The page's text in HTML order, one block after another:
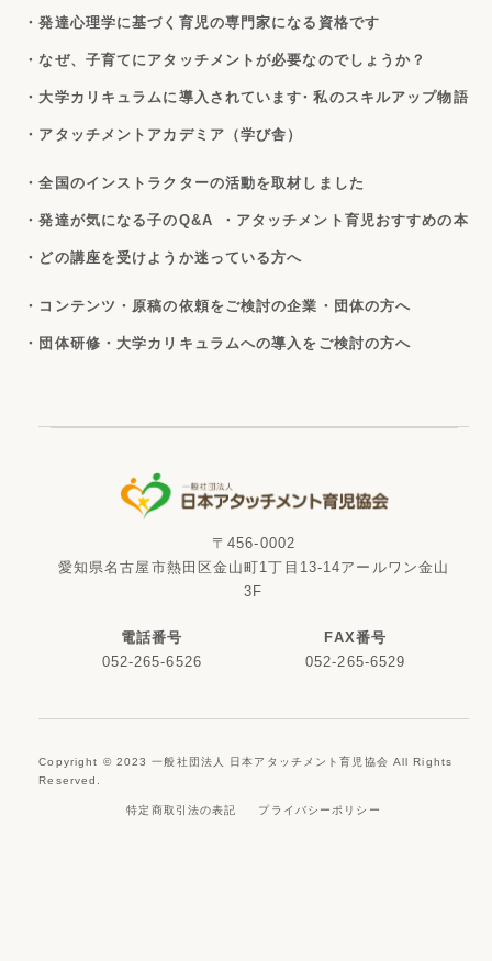
・発達心理学に基づく育児の専門家になる資格です
・なぜ、子育てにアタッチメントが必要なのでしょうか？
・大学カリキュラムに導入されています・私のスキルアップ物語
・アタッチメントアカデミア（学び舎）
・全国のインストラクターの活動を取材しました
・発達が気になる子のQ&A ・アタッチメント育児おすすめの本
・どの講座を受けようか迷っている方へ
・コンテンツ・原稿の依頼をご検討の企業・団体の方へ
・団体研修・大学カリキュラムへの導入をご検討の方へ
〒456-0002
愛知県名古屋市熱田区金山町1丁目13-14アールワン金山
3F
電話番号
052-265-6526
FAX番号
052-265-6529
Copyright © 2023 一般社団法人 日本アタッチメント育児協会 All Rights
Reserved.
特定商取引法の表記 プライバシーポリシー